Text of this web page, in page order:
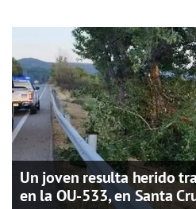
Un joven resulta herido
en la OU-533, en Santa